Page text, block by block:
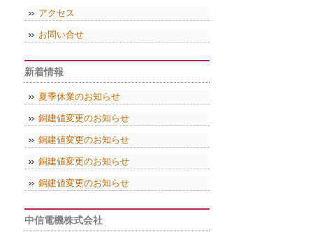
アクセス
お問い合せ
新着情報
夏季休業のお知らせ
銅建値変更のお知らせ
銅建値変更のお知らせ
銅建値変更のお知らせ
銅建値変更のお知らせ
中信電機株式会社